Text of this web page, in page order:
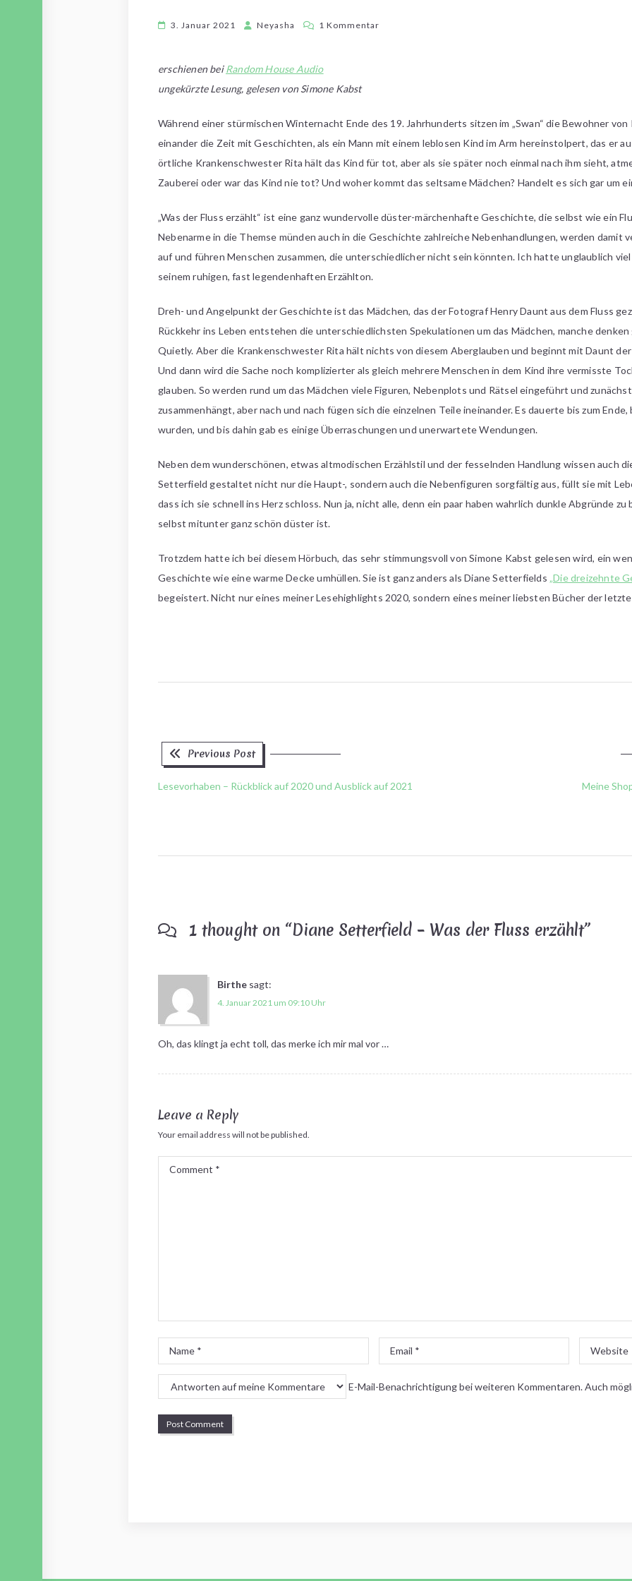
3. Januar 2021 Neyasha 1 Kommentar
Fluss
erzählt
erschienen beiRandom House Audio
ungekürzte Lesung, gelesen von Simone Kabst
Während einer stürmischen Winternacht Ende des 19. Jahrhunderts sitzen im „Swan“ die Bewohner
einander die Zeit mit Geschichten, als ein Mann mit einem leblosen Kind im Arm hereinstolpert, das er
örtliche Krankenschwester Rita hält das Kind für tot, aber als sie später noch einmal nach ihm sieht,
Zauberei oder war das Kind nie tot? Und woher kommt das seltsame Mädchen? Handelt es sich gar um
„Was der Fluss erzählt“ ist eine ganz wundervolle düster-märchenhafte Geschichte, die selbst wie ein
Nebenarme in die Themse münden auch in die Geschichte zahlreiche Nebenhandlungen, werden damit
auf und führen Menschen zusammen, die unterschiedlicher nicht sein könnten. Ich hatte unglaublich viel
seinem ruhigen, fast legendenhaften Erzählton.
Dreh- und Angelpunkt der Geschichte ist das Mädchen, das der Fotograf Henry Daunt aus dem Fluss
Rückkehr ins Leben entstehen die unterschiedlichsten Spekulationen um das Mädchen, manche denken
Quietly. Aber die Krankenschwester Rita hält nichts von diesem Aberglauben und beginnt mit Daunt
Und dann wird die Sache noch komplizierter als gleich mehrere Menschen in dem Kind ihre vermisste
glauben. So werden rund um das Mädchen viele Figuren, Nebenplots und Rätsel eingeführt und
zusammenhängt, aber nach und nach fügen sich die einzelnen Teile ineinander. Es dauerte bis zum Ende,
wurden, und bis dahin gab es einige Überraschungen und unerwartete Wendungen.
Neben dem wunderschönen, etwas altmodischen Erzählstil und der fesselnden Handlung wissen auch
Setterfield gestaltet nicht nur die Haupt-, sondern auch die Nebenfiguren sorgfältig aus, füllt sie mit
dass ich sie schnell ins Herz schloss. Nun ja, nicht alle, denn ein paar haben wahrlich dunkle Abgründe
selbst mitunter ganz schön düster ist.
Trotzdem hatte ich bei diesem Hörbuch, das sehr stimmungsvoll von Simone Kabst gelesen wird, ein
Geschichte wie eine warme Decke umhüllen. Sie ist ganz anders als Diane Setterfields „Die dreizehnte
begeistert. Nicht nur eines meiner Lesehighlights 2020, sondern eines meiner liebsten Bücher der
Beitragsnavigation
Previous Post
Lesevorhaben – Rückblick auf 2020 und Ausblick auf 2021
Meine
1 thought on “Diane Setterfield – Was der Fluss erzählt”
Birthe sagt:
4. Januar 2021 um 09:10 Uhr
Oh, das klingt ja echt toll, das merke ich mir mal vor …
Leave a Reply
Your email address will not be published.
Comment
Name
*
Email
*
Website
E-Mail-Benachrichtigung bei weiteren Kommentaren. Auch